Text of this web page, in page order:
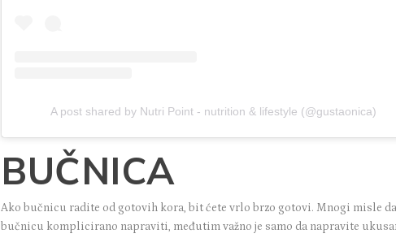
A post shared by Nutri Point - nutrition & lifestyle (@gustaonica)
BUČNICA
Ako bučnicu radite od gotovih kora, bit ćete vrlo brzo gotovi. Mnogi misle
bučnicu komplicirano napraviti, međutim važno je samo da napravite